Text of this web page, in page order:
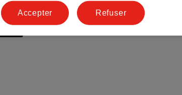
Refuser
Accepter